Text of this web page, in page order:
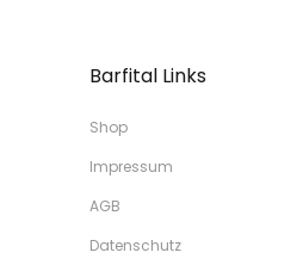
Barfital Links
Shop
Impressum
AGB
Datenschutz